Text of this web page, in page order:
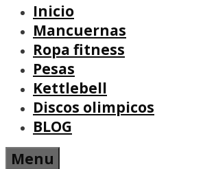
Inicio
Mancuernas
Ropa fitness
Pesas
Kettlebell
Discos olimpicos
BLOG
Menu